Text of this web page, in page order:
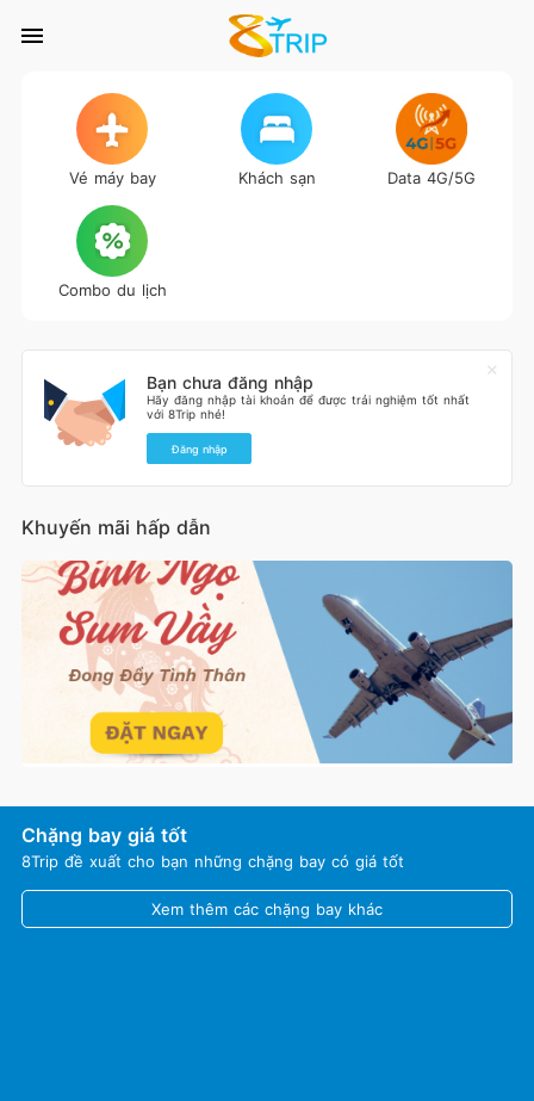
Vé máy bay Khách sạn Data 4G/5G
Combo du lịch
Bạn chưa đăng nhập
Hãy đăng nhập tài khoản để được trải nghiệm tốt nhất
với 8Trip nhé!
Đăng nhập
Khuyến mãi hấp dẫn
Chặng bay giá tốt
8Trip đề xuất cho bạn những chặng bay có giá tốt
Xem thêm các chặng bay khác